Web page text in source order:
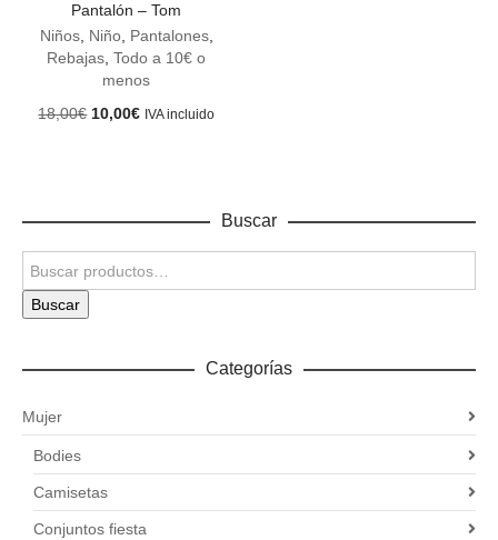
múltiples
variantes.
pueden
producto
Pantalón – Tom
Niños, Niño, Pantalones,
Rebajas,Todo a 10€ o
menos
18,00€ El
10,00€ElIVA incluido
Buscar
Buscar
Categorías
Mujer
Bodies
Camisetas
Conjuntos fiesta